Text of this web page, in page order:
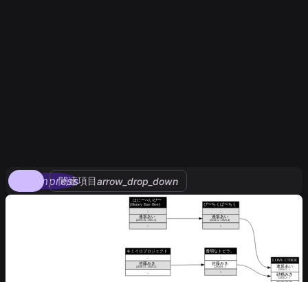
compress
関連項目arrow_drop_down